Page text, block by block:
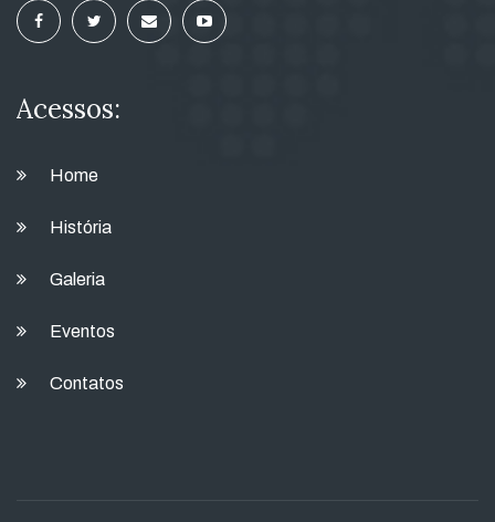
Acessos:
Home
História
Galeria
Eventos
Contatos